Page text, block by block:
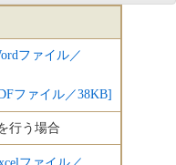
ファイル／
ファイル／38KB]
行う場合